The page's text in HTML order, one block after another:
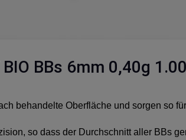
BBs 6mm 0,40g
behandelte Oberfläche und sorgen so
so dass der Durchschnitt aller BBs